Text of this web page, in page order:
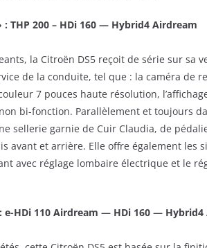
: THP 200 – HDi 160 — Hybrid4 Airdream
la Citroën DS5 reçoit de série sur sa
de la conduite, tel que : la caméra de
7 pouces haute résolution,
bi-fonction. Parallèlement et toujours
sellerie garnie de Cuir Claudia, de
avant et arrière. Elle offre également les
avec réglage lombaire électrique et le
: e-HDi 110 Airdream — HDi 160 —